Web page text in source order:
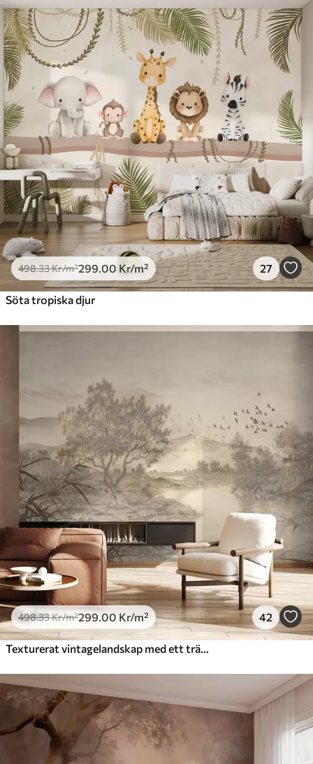
498.33Kr/m²299 .00 Kr/m² 27
Söta tropiska djur
498.33Kr/m²299 .00 Kr/m² 42